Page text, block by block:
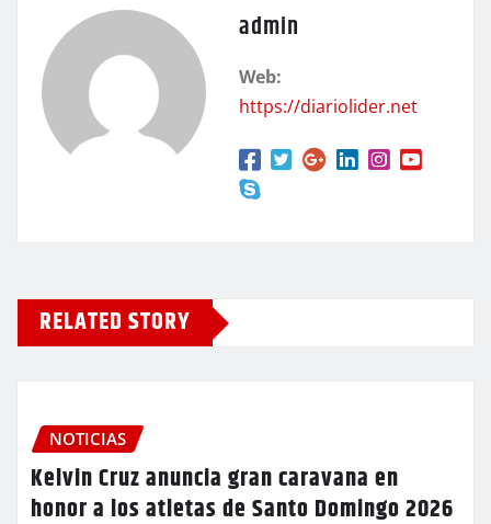
admin
Web:
https://diariolider.net
RELATED STORY
NOTICIAS
Kelvin Cruz anuncia gran caravana en
honor a los atletas de Santo Domingo 2026